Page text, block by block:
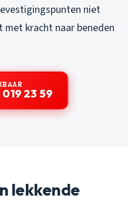
niet
kracht naar beneden
019 23 59
lekkende